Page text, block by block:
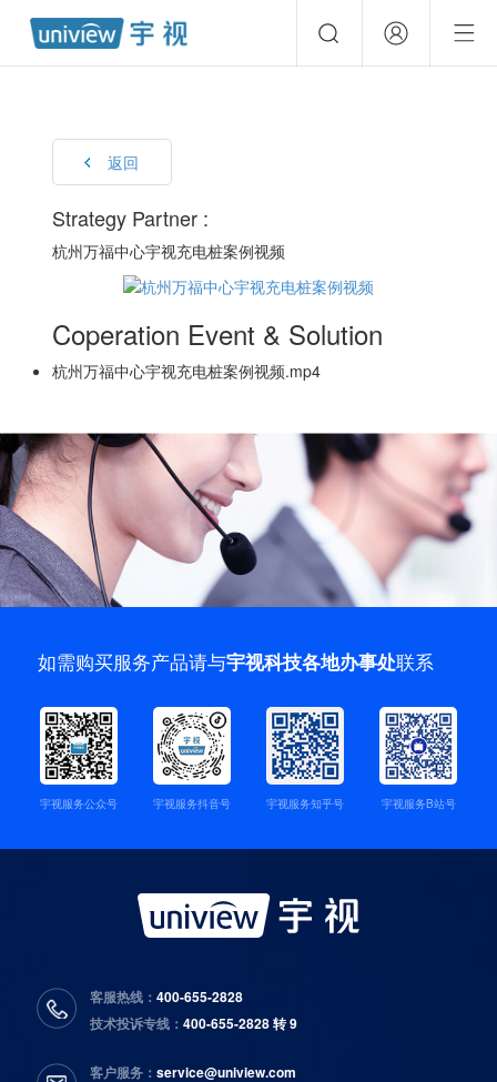
返回
Strategy Partner :
杭州万福中心宇视充电桩案例视频
Coperation Event & Solution
杭州万福中心宇视充电桩案例视频.mp4
如需购买服务产品请与宇视科技各地办事处联系
宇视服务公众号 宇视服务抖音号 宇视服务知乎号 宇视服务B站号
客服热线：400-655-2828
技术投诉专线：400-655-2828 转 9
客户服务：service@uniview.com